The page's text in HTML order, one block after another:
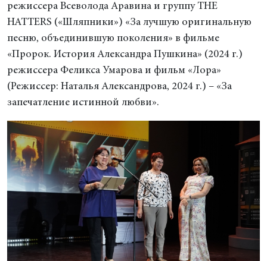
режиссера Всеволода Аравина и группу THE
HATTERS («Шляпники») «За лучшую оригинальную
песню, объединившую поколения» в фильме
«Пророк. История Александра Пушкина» (2024 г.)
режиссера Феликса Умарова и фильм «Лора»
(Режиссер: Наталья Александрова, 2024 г.) – «За
запечатление истинной любви».